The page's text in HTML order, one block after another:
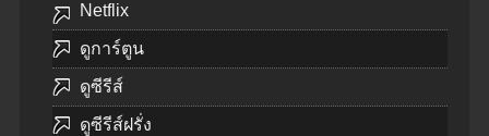
Netflix
ดูการ์ตูน
ดูซีรีส์
ดูซีรีส์ฝรั่ง